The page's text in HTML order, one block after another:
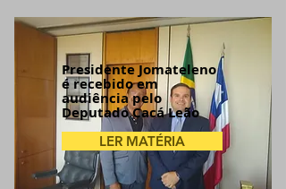
Presidente Jomateleno
é recebido em
audiência pelo
Deputado Cacá Leão
LER MATÉRIA